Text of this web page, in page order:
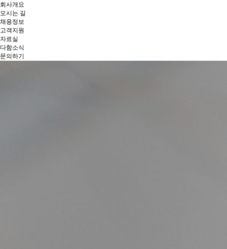
회사개요
오시는 길
채용정보
고객지원
자료실
다함소식
문의하기